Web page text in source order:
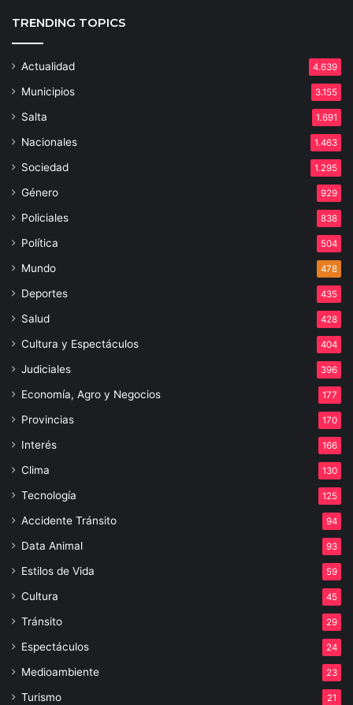
TRENDING TOPICS
Actualidad 4.639
Municipios 3.155
Salta 1.691
Nacionales 1.463
Sociedad 1.295
Género 929
Policiales 838
Política 504
Mundo 478
Deportes 435
Salud 428
Cultura y Espectáculos 404
Judiciales 396
Economía, Agro y Negocios 177
Provincias 170
Interés 166
Clima 130
Tecnología 125
Accidente Tránsito 94
Data Animal 93
Estilos de Vida 59
Cultura 45
Tránsito 29
Espectáculos 24
Medioambiente 23
Turismo 21